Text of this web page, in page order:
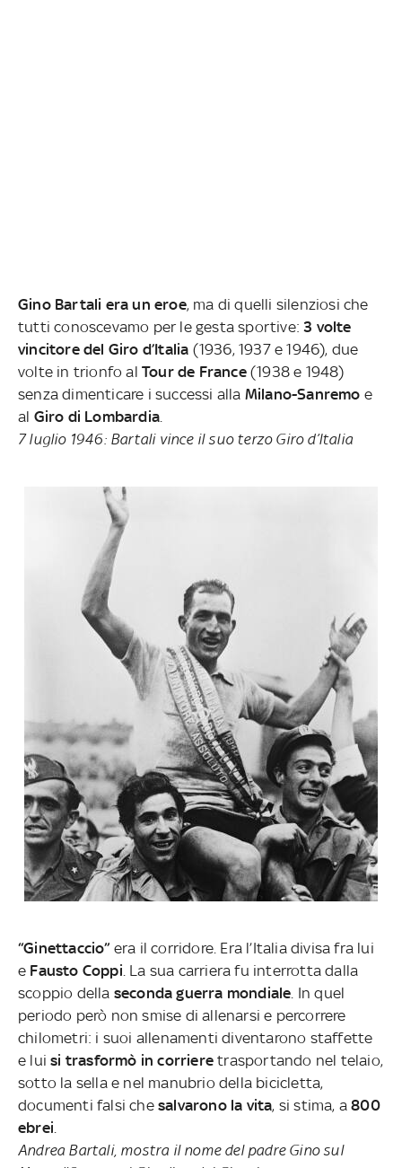
Gino Bartali era un eroe, ma di quelli silenziosi che
tutti conoscevamo per le gesta sportive:3 volte
vincitore del Giro d’Italia (1936, 1937 e 1946), due
volte in trionfo al Tour de France(1938 e 1948)
senza dimenticare i successi alla Milano-Sanremo e
al Giro di Lombardia
7 luglio 1946: Bartali vince il suo terzo Giro d’Italia
“Ginettaccio” era il corridore. Era l’Italia divisa fra lui
e Fausto Coppi . La sua carriera fu interrotta dalla
scoppio della seconda guerra mondiale . In quel
periodo però non smise di allenarsi e percorrere
chilometri: i suoi allenamenti diventarono staffette
e luisi trasformò in corriere trasportando nel telaio,
sotto la sella e nel manubrio della bicicletta,
documenti falsi che salvarono la vita, si stima, a800
ebrei
Andrea Bartali, mostra il nome del padre Gino sul